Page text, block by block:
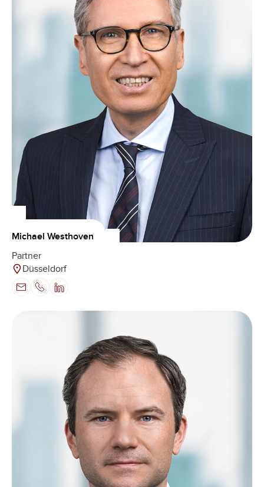
Michael Westhoven
Partner
Düsseldorf